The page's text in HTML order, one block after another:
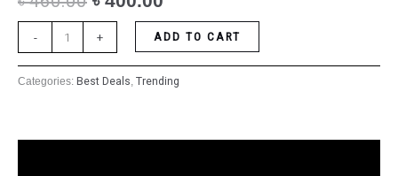
-
প্যাক
quantity
+ ADD TO CART
Categories: Best Deals, Trending